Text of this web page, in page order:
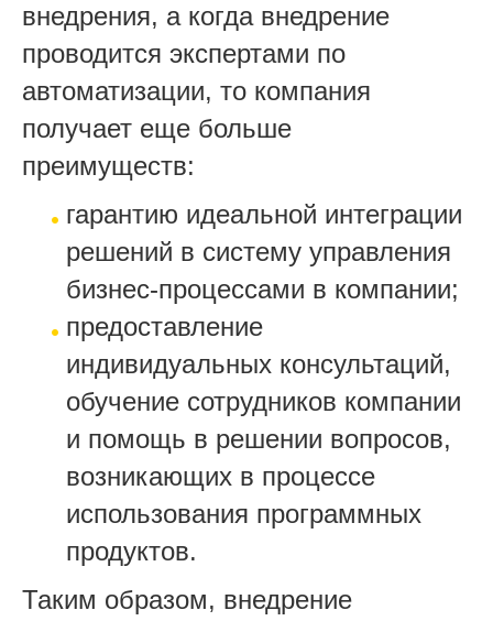
внедрения, а когда внедрение
проводится экспертами по
автоматизации, то компания
получает еще больше
преимуществ:
гарантию идеальной интеграции
решений в систему управления
бизнес-процессами в компании;
предоставление
индивидуальных консультаций,
обучение сотрудников компании
и помощь в решении вопросов,
возникающих в процессе
использования программных
продуктов.
Таким образом, внедрение